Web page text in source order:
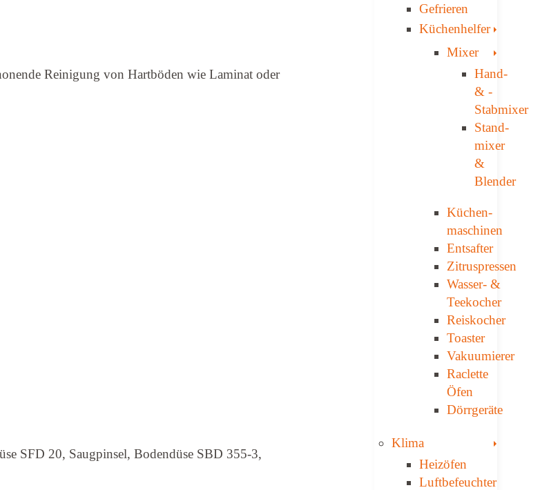
Reinigung von Hartböden wie Laminat oder
SFD 20, Saugpinsel, Bodendüse SBD 355-3,
Gefrieren
Küchenhelfer
Mixer
Hand-
& ­
Stabmixer
Stand­
mixer
&
Blender
Küchen­
maschinen
Entsafter
Zitruspressen
Wasser-­ &
Teekocher
Reiskocher
Toaster
Vakuumierer
Raclette
Öfen
Dörrgeräte
Klima
Heizöfen
Luftbefeuchter